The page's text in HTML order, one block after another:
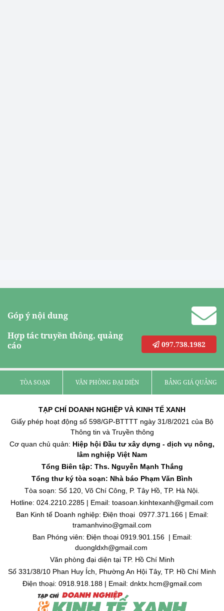
Góp ý nội dung
Hợp tác truyền thông, quảng
cáo
097.738.1982
TÒA SOẠN VĂN PHÒNG ĐẠI DIỆN BẢNG GIÁ QUẢNG
TẠP CHÍ DOANH NGHIỆP VÀ KINH TẾ XANH
Giấy phép hoạt động số 598/GP-BTTTT ngày 31/8/2021 của Bộ
Thông tin và Truyền thông
Cơ quan chủ quản: Hiệp hội Đầu tư xây dựng - dịch vụ nông,
lâm nghiệp Việt Nam
Tổng Biên tập: Ths. Nguyễn Mạnh Thắng
Tổng thư ký tòa soạn: Nhà báo Phạm Văn Bình
Tòa soạn: Số 120, Võ Chí Công, P. Tây Hồ, TP. Hà Nội.
Hotline: 024.2210.2285 | Email: toasoan.kinhtexanh@gmail.com
Ban Kinh tế Doanh nghiệp: Điện thoại 0977.371.166 | Email:
tramanhvino@gmail.com
Ban Phóng viên: Điện thoại 0919.901.156 | Email:
duongldxh@gmail.com
Văn phòng đại diện tại TP. Hồ Chí Minh
Số 331/38/10 Phan Huy Ích, Phường An Hội Tây, TP. Hồ Chí Minh
Điện thoại: 0918.918.188 | Email: dnktx.hcm@gmail.com